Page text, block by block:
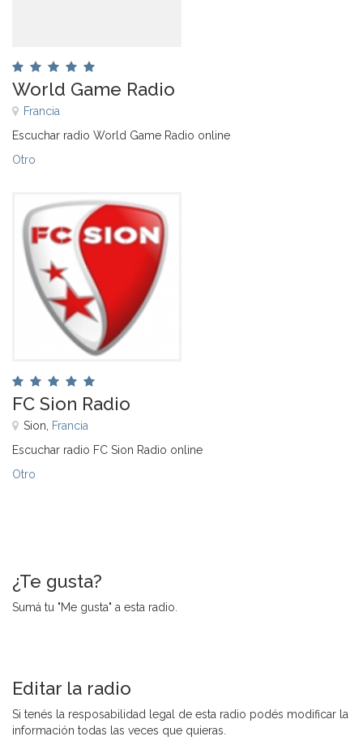
World Game Radio
Francia
Escuchar radio World Game Radio online
Otro
FC Sion Radio
Sion, Francia
Escuchar radio FC Sion Radio online
Otro
¿Te gusta?
Sumá tu "Me gusta" a esta radio.
Editar la radio
Si tenés la resposabilidad legal de esta radio podés modificar la
información todas las veces que quieras.